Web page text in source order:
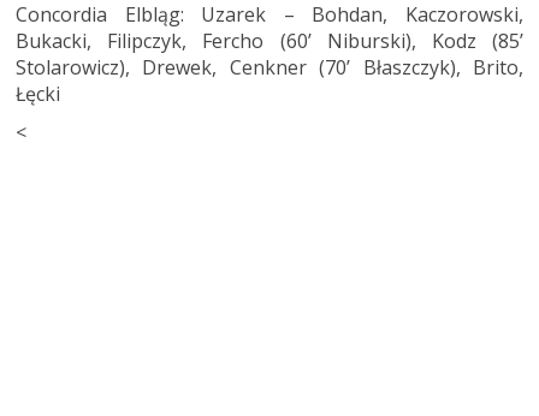
Concordia Elbląg: Uzarek – Bohdan, Kaczorowski,
Bukacki, Filipczyk, Fercho (60’ Niburski), Kodz (85’
Stolarowicz), Drewek, Cenkner (70’ Błaszczyk), Brito,
Łęcki
<